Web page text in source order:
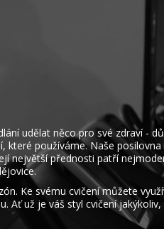
udělat něco pro své zdraví -
používáme. Naše
největší přednosti patří
Ke svému cvičení můžete
Ať už je váš styl cvičení